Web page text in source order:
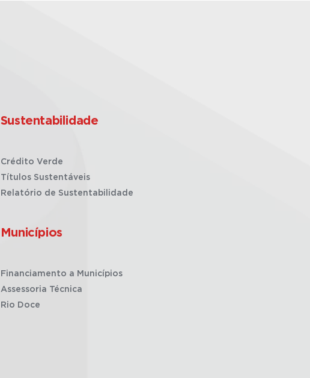
Sustentabilidade
Crédito Verde
Títulos Sustentáveis
Relatório de Sustentabilidade
Municípios
Financiamento a Municípios
Assessoria Técnica
Rio Doce